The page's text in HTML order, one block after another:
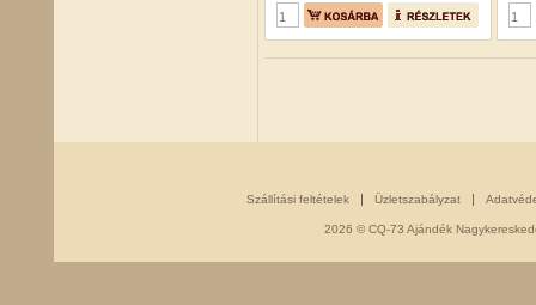
Szállítási feltételek Üzletszabályzat
2026 © CQ-73 Ajándék